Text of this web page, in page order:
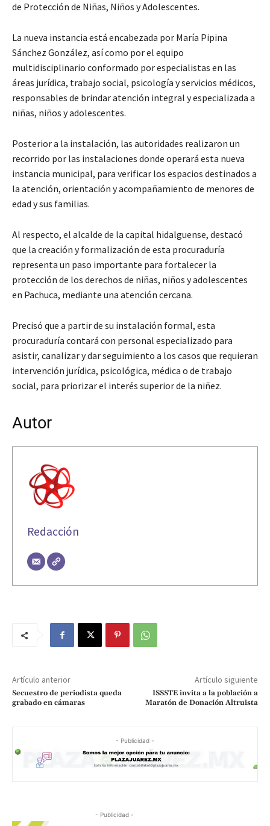
de Protección de Niñas, Niños y Adolescentes.
La nueva instancia está encabezada por María Pipina
Sánchez González, así como por el equipo
multidisciplinario conformado por especialistas en las
áreas jurídica, trabajo social, psicología y servicios médicos,
responsables de brindar atención integral y especializada a
niñas, niños y adolescentes.
Posterior a la instalación, las autoridades realizaron un
recorrido por las instalaciones donde operará esta nueva
instancia municipal, para verificar los espacios destinados a
la atención, orientación y acompañamiento de menores de
edad y sus familias.
Al respecto, el alcalde de la capital hidalguense, destacó
que la creación y formalización de esta procuraduría
representa un paso importante para fortalecer la
protección de los derechos de niñas, niños y adolescentes
en Pachuca, mediante una atención cercana.
Precisó que a partir de su instalación formal, esta
procuraduría contará con personal especializado para
asistir, canalizar y dar seguimiento a los casos que requieran
intervención jurídica, psicológica, médica o de trabajo
social, para priorizar el interés superior de la niñez.
Autor
Redacción
Artículo anterior
Secuestro de periodista queda
grabado en cámaras
Artículo siguiente
ISSSTE invita a la población a
Maratón de Donación Altruista
- Publicidad -
- Publicidad -